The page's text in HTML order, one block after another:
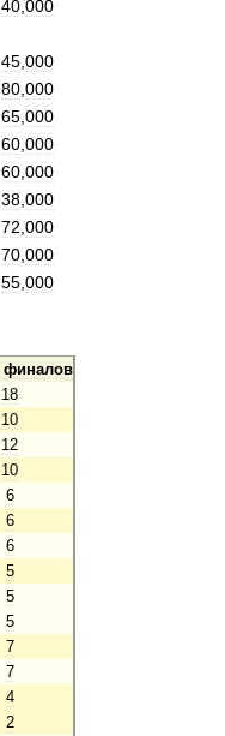
40 000
45 000
80 000
65 000
60 000
60 000
38 000
72 000
70 000
55 000
финалов
18
10
12
10
6
6
6
5
5
5
7
7
4
2